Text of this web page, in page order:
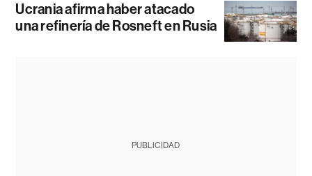
Ucrania afirma haber atacado
una refinería de Rosneft en Rusia
PUBLICIDAD